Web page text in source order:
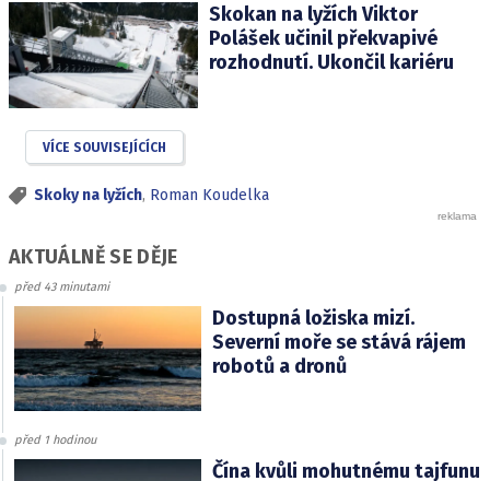
Skokan na lyžích Viktor
Polášek učinil překvapivé
rozhodnutí. Ukončil kariéru
VÍCE SOUVISEJÍCÍCH
Skoky na lyžích, Roman Koudelka
AKTUÁLNĚ SE DĚJE
před 43 minutami
Dostupná ložiska mizí.
Severní moře se stává rájem
robotů a dronů
před 1 hodinou
Čína kvůli mohutnému tajfunu